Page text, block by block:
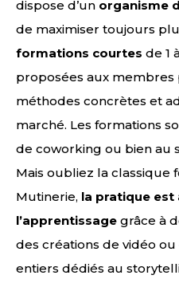
dispose d’un organisme
de maximiser toujours
formations courtes de 1
proposées aux
méthodes concrètes et
marché. Les formations
de coworking ou bien au
Mais oubliez la classique
Mutinerie, la pratique
l’apprentissage grâce à
des créations de vidéo
entiers dédiés au